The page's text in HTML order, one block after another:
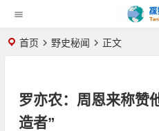
首页 野史秘闻 正文
罗亦农：周恩来称赞
造者”